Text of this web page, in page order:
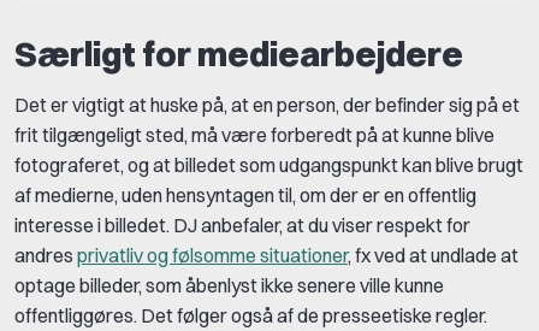
Særligt for mediearbejdere
Det er vigtigt at huske på, at en person, der befinder sig på et
frit tilgængeligt sted, må være forberedt på at kunne blive
fotograferet, og at billedet som udgangspunkt kan blive brugt
af medierne, uden hensyntagen til, om der er en offentlig
interesse i billedet. DJ anbefaler, at du viser respekt for
andres privatliv og følsomme situationer, fx ved at undlade at
optage billeder, som åbenlyst ikke senere ville kunne
offentliggøres. Det følger også af de presseetiske regler.